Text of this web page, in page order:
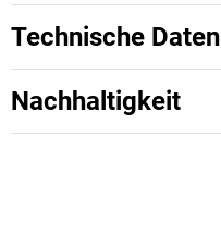
Technische Daten
Nachhaltigkeit